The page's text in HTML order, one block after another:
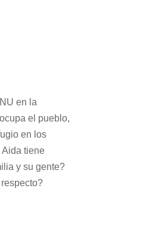
en la
el pueblo,
en los
tiene
y su gente?